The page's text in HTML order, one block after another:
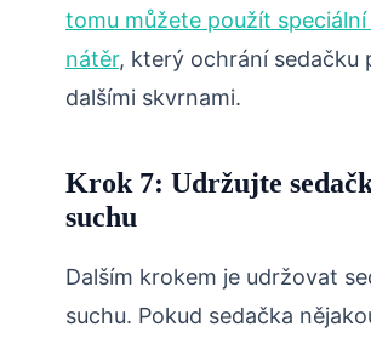
tomu můžete použít
nátěr, který ochrání sedačku
dalšími skvrnami.
Krok 7: Udržujte
suchu
Dalším krokem je udržovat
suchu. Pokud sedačka